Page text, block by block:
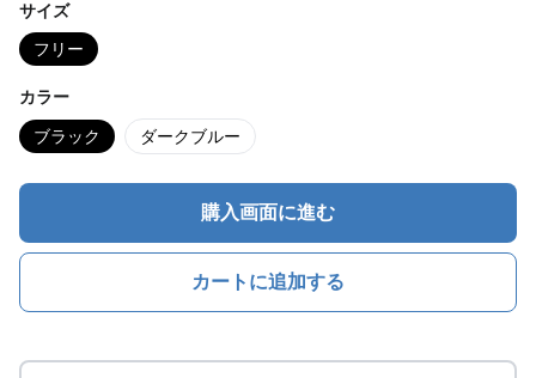
サイズ
フリー
カラー
ブラック ダークブルー
購入画面に進む
カートに追加する